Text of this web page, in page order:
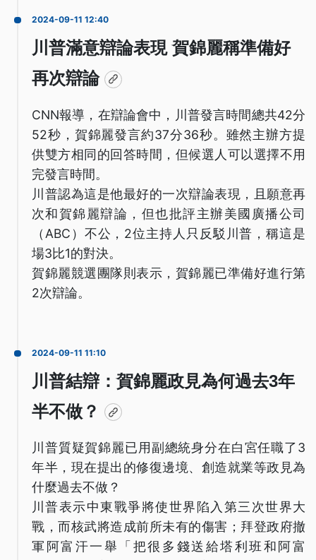
2024-09-11 12:40
川普滿意辯論表現 賀錦麗稱準備好
再次辯論
CNN報導，在辯論會中，川普發言時間總共42分
52秒，賀錦麗發言約37分36秒。雖然主辦方提
供雙方相同的回答時間，但候選人可以選擇不用
完發言時間。
川普認為這是他最好的一次辯論表現，且願意再
次和賀錦麗辯論，但也批評主辦美國廣播公司
（ABC）不公，2位主持人只反駁川普，稱這是
場3比1的對決。
賀錦麗競選團隊則表示，賀錦麗已準備好進行第
2次辯論。
2024-09-11 11:10
川普結辯：賀錦麗政見為何過去3年
半不做？
川普質疑賀錦麗已用副總統身分在白宮任職了3
年半，現在提出的修復邊境、創造就業等政見為
什麼過去不做？
川普表示中東戰爭將使世界陷入第三次世界大
戰，而核武將造成前所未有的傷害；拜登政府撤
軍阿富汗一舉「把很多錢送給塔利班和阿富